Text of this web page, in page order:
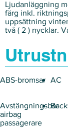
Ljudanläggning
färg inkl.
uppsättning
två ( 2 ) nycklar.
ABS-bromsar AC
Avstängningsbar
airbag
passagerare